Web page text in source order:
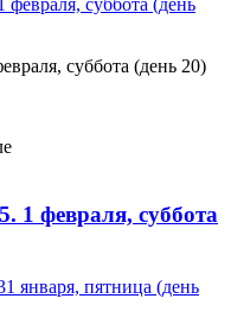
суббота (день 20)
1 февраля, суббота